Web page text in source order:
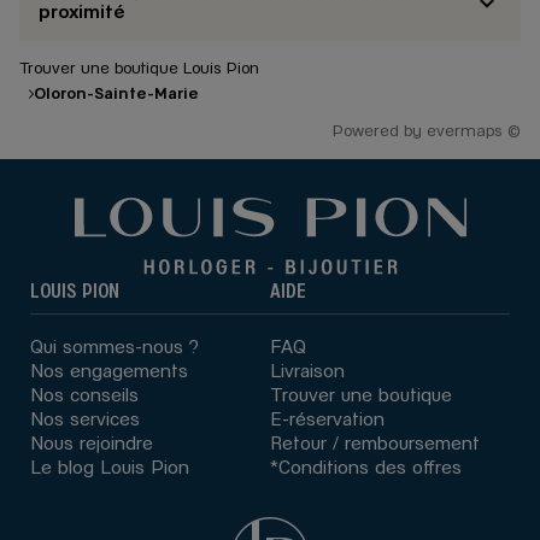
proximité
Trouver une boutique Louis Pion
Oloron-Sainte-Marie
Powered by evermaps ©
LOUIS PION
Qui sommes-nous ?
Nos engagements
Nos conseils
Nos services
Nous rejoindre
Le blog Louis Pion
AIDE
FAQ
Livraison
Trouver une boutique
E-réservation
Retour / remboursement
*Conditions des offres